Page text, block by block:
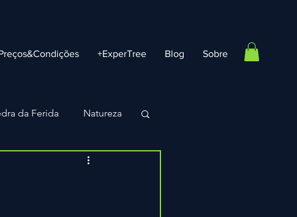
+ExperTree Blog Sobre
da Ferida Natureza
Vouchers e Ofertas